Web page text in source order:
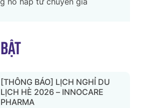
[THÔNG BÁO] LỊCH NGHỈ DU
LỊCH HÈ 2026 – INNOCARE
PHARMA